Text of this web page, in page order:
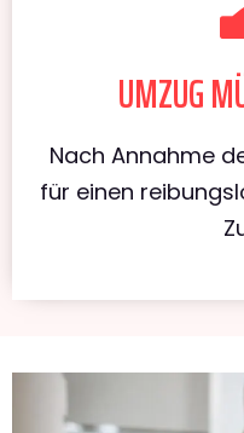
UMZUG
Nach Annahme
für einen